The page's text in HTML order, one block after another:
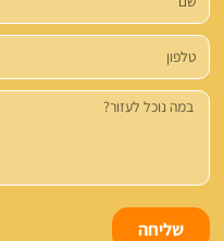
טלפון
הודעה
שליחה